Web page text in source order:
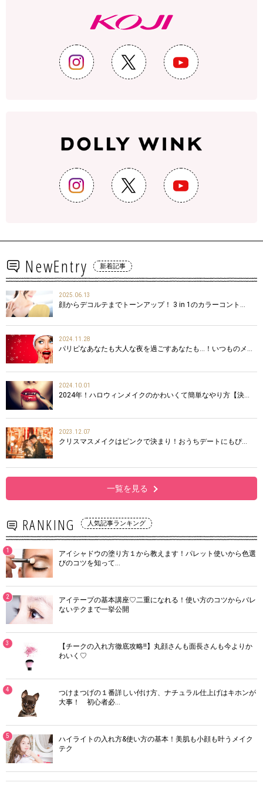
NewEntry 新着記事
2025.06.13
顔からデコルテまでトーンアップ！ 3 in 1のカラーコント…
2024.11.28
パリピなあなたも大人な夜を過ごすあなたも…！いつものメ…
2024.10.01
2024年！ハロウィンメイクのかわいくて簡単なやり方【決…
2023.12.07
クリスマスメイクはピンクで決まり！おうちデートにもぴ…
一覧を見る
RANKING 人気記事ランキング
1
アイシャドウの塗り方１から教えます！パレット使いから色選
びのコツを知って…
2
アイテープの基本講座♡二重になれる！使い方のコツからバレ
ないテクまで一挙公開
3
【チークの入れ方徹底攻略!!】丸顔さんも面長さんも今よりか
わいく♡
4
つけまつげの１番詳しい付け方、ナチュラル仕上げはキホンが
大事！ 初心者必…
5
ハイライトの入れ方&使い方の基本！美肌も小顔も叶うメイク
テク